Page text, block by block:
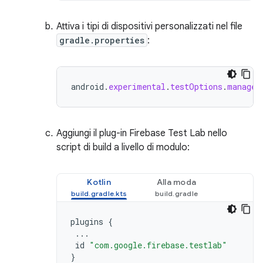
Attiva i tipi di dispositivi personalizzati nel file
gradle.properties :
android . experimental . testOptions .
Aggiungi il plug-in Firebase Test Lab nello
script di build a livello di modulo:
Kotlin Alla moda
plugins {
...
id "com.google.firebase.testlab"
}